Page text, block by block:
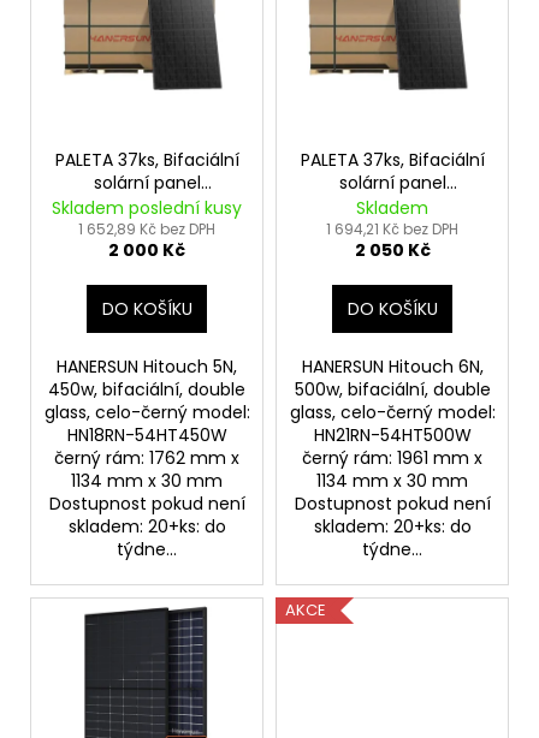
PALETA 37ks, Bifaciální
solární panel
HANERSUN 450Wp full
black
Skladem poslední kusy
1 652,89 Kč bez DPH
2 000 Kč
DO KOŠÍKU
HANERSUN Hitouch 5N,
450w, bifaciální, double
glass, celo-černý model:
HN18RN-54HT450W
černý rám: 1762 mm x
1134 mm x 30 mm
Dostupnost pokud není
skladem: 20+ks: do
týdne...
PALETA 37ks, Bifaciální
solární panel
HANERSUN 500Wp full
black
Skladem
1 694,21 Kč bez DPH
2 050 Kč
DO KOŠÍKU
HANERSUN Hitouch 6N,
500w, bifaciální, double
glass, celo-černý model:
HN21RN-54HT500W
černý rám: 1961 mm x
1134 mm x 30 mm
Dostupnost pokud není
skladem: 20+ks: do
týdne...
AKCE